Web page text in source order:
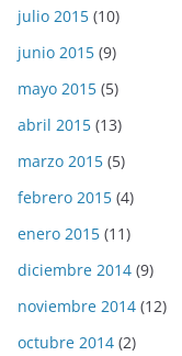
julio 2015 (10)
junio 2015 (9)
mayo 2015 (5)
abril 2015 (13)
marzo 2015 (5)
febrero 2015 (4)
enero 2015 (11)
diciembre 2014 (9)
noviembre 2014 (12)
octubre 2014 (2)